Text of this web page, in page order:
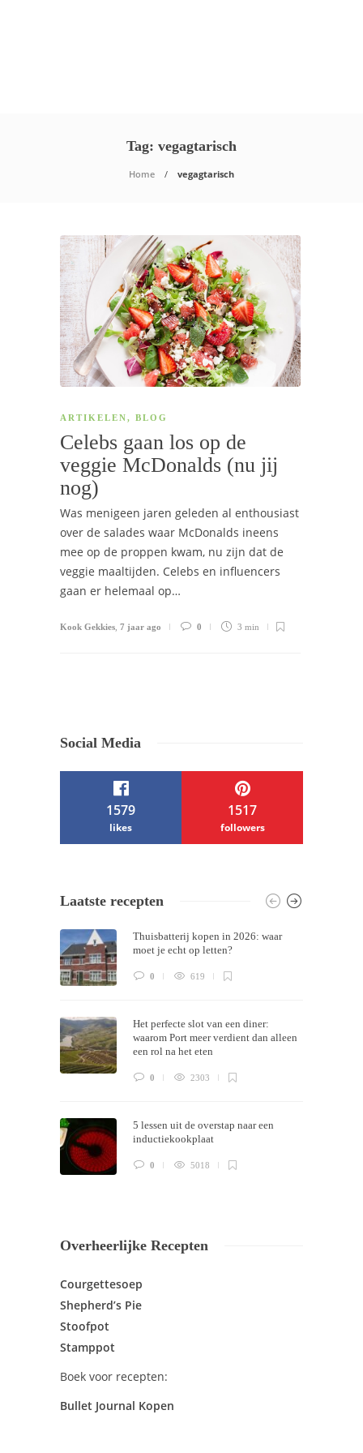
Tag: vegagtarisch
Home vegagtarisch
ARTIKELEN, BLOG
Celebs gaan los op de
veggie McDonalds (nu jij
nog)
Was menigeen jaren geleden al enthousiast
over de salades waar McDonalds ineens
mee op de proppen kwam, nu zijn dat de
veggie maaltijden. Celebs en influencers
gaan er helemaal op…
Kook Gekkies 7 jaar ago 0 3 min
Social Media
1579
likes
1517
followers
Themes bySilicon Themes . Join us right
now!
Laatste recepten
Thuisbatterij kopen in 2026: waar
moet je echt op letten?
0 619
Het perfecte slot van een diner:
waarom Port meer verdient dan alleen
een rol na het eten
0 2303
5 lessen uit de overstap naar een
inductiekookplaat
0 5018
Overheerlijke Recepten
Courgettesoep
Shepherd’s Pie
Stoofpot
Stamppot
Boek voor recepten:
Bullet Journal Kopen